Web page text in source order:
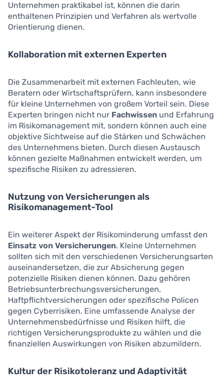
Unternehmen praktikabel ist, können die darin
enthaltenen Prinzipien und Verfahren als wertvolle
Orientierung dienen.
Kollaboration mit externen Experten
Die Zusammenarbeit mit externen Fachleuten, wie
Beratern oder Wirtschaftsprüfern, kann insbesondere
für kleine Unternehmen von großem Vorteil sein. Diese
Experten bringen nicht nur Fachwissen und Erfahrung
im Risikomanagement mit, sondern können auch eine
objektive Sichtweise auf die Stärken und Schwächen
des Unternehmens bieten. Durch diesen Austausch
können gezielte Maßnahmen entwickelt werden, um
spezifische Risiken zu adressieren.
Nutzung von Versicherungen als
Risikomanagement-Tool
Ein weiterer Aspekt der Risikominderung umfasst den
Einsatz von Versicherungen. Kleine Unternehmen
sollten sich mit den verschiedenen Versicherungsarten
auseinandersetzen, die zur Absicherung gegen
potenzielle Risiken dienen können. Dazu gehören
Betriebsunterbrechungsversicherungen,
Haftpflichtversicherungen oder spezifische Policen
gegen Cyberrisiken. Eine umfassende Analyse der
Unternehmensbedürfnisse und Risiken hilft, die
richtigen Versicherungsprodukte zu wählen und die
finanziellen Auswirkungen von Risiken abzumildern.
Kultur der Risikotoleranz und Adaptivität